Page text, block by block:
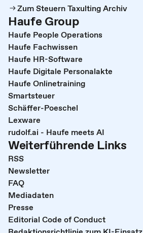
Zum Steuern Taxulting Archiv
Haufe Group
Haufe People Operations
Haufe Fachwissen
Haufe HR-Software
Haufe Digitale Personalakte
Haufe Onlinetraining
Smartsteuer
Schäffer-Poeschel
Lexware
rudolf.ai - Haufe meets AI
Weiterführende Links
RSS
Newsletter
FAQ
Mediadaten
Presse
Editorial Code of Conduct